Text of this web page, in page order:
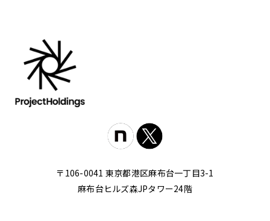
〒106-0041 東京都港区麻布台一丁目3-1
麻布台ヒルズ森JPタワー24階